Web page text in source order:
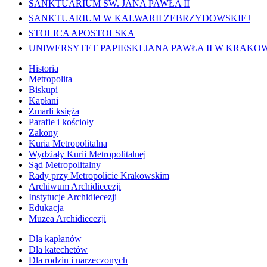
SANKTUARIUM ŚW. JANA PAWŁA II
SANKTUARIUM W KALWARII ZEBRZYDOWSKIEJ
STOLICA APOSTOLSKA
UNIWERSYTET PAPIESKI JANA PAWŁA II W
Historia
Metropolita
Biskupi
Kapłani
Zmarli księża
Parafie i kościoły
Zakony
Kuria Metropolitalna
Wydziały Kurii Metropolitalnej
Sąd Metropolitalny
Rady przy Metropolicie Krakowskim
Archiwum Archidiecezji
Instytucje Archidiecezji
Edukacja
Muzea Archidiecezji
Dla kapłanów
Dla katechetów
Dla rodzin i narzeczonych